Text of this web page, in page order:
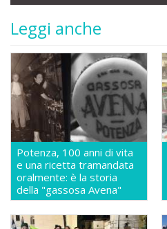
Leggi anche
Potenza, 100 anni di vita
e una ricetta tramandata
oralmente: è la storia
della "gassosa Avena"